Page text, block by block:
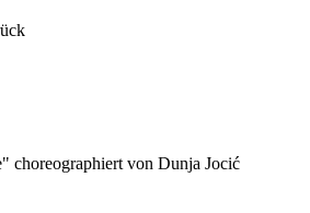
choreographiert von Dunja Jocić